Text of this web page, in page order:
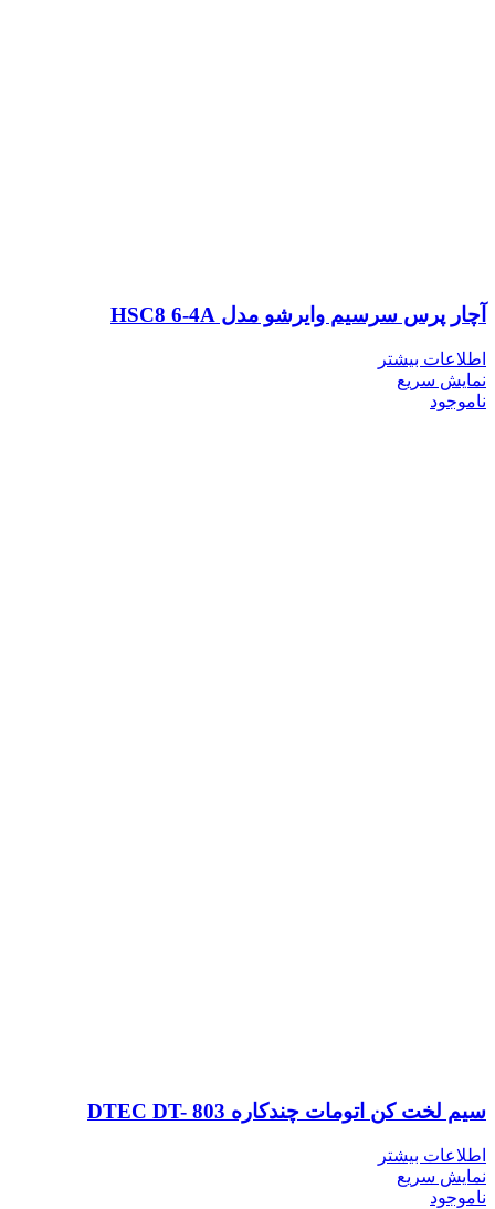
آچار پرس سرسیم وایرشو مدل HSC8 6-4A
اطلاعات بیشتر
نمایش سریع
ناموجود
سیم لخت کن اتومات چندکاره DTEC DT- 803
اطلاعات بیشتر
نمایش سریع
ناموجود